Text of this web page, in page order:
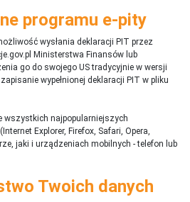
programu e-pity
wysłania deklaracji PIT przez
Ministerstwa Finansów lub
go do swojego US tradycyjnie w wersji
wypełnionej deklaracji PIT w pliku
wszystkich najpopularniejszych
Explorer, Firefox, Safari, Opera,
jaki i urządzeniach mobilnych - telefon lub
Twoich danych